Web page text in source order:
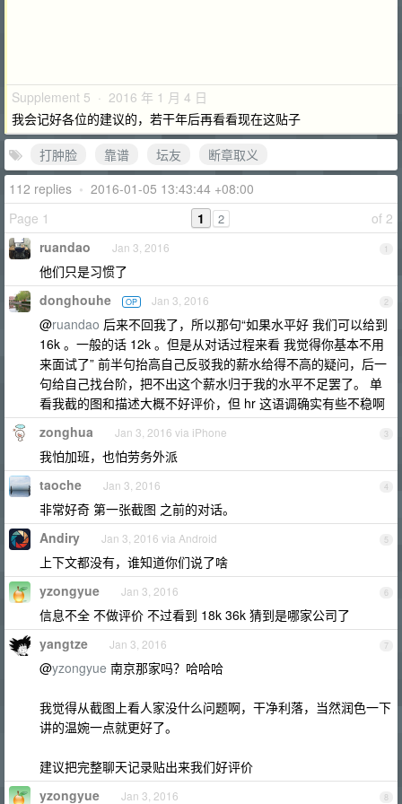
Supplement 5 · 2016 年 1 月 4 日
我会记好各位的建议的，若干年后再看看现在这贴子
打肿脸
靠谱 坛友
断章取义
112 replies • 2016-01-05 13:43:44 +08:00
Page 1
of 2
1 2
1
ruandao Jan 3, 2016
他们只是习惯了
2
donghouhe OP Jan 3, 2016
@ruandao 后来不回我了，所以那句“如果水平好 我们可以给到
16k 。一般的话 12k 。但是从对话过程来看 我觉得你基本不用
来面试了” 前半句抬高自己反驳我的薪水给得不高的疑问，后一
句给自己找台阶，把不出这个薪水归于我的水平不足罢了。 单
看我截的图和描述大概不好评价，但 hr 这语调确实有些不稳啊
3
zonghua Jan 3, 2016 via iPhone
我怕加班，也怕劳务外派
4
taoche Jan 3, 2016
非常好奇 第一张截图 之前的对话。
5
Andiry Jan 3, 2016 via Android
上下文都没有，谁知道你们说了啥
6
yzongyue Jan 3, 2016
信息不全 不做评价 不过看到 18k 36k 猜到是哪家公司了
7
yangtze Jan 3, 2016
@yzongyue 南京那家吗？哈哈哈
我觉得从截图上看人家没什么问题啊，干净利落，当然润色一下
讲的温婉一点就更好了。
建议把完整聊天记录贴出来我们好评价
8
yzongyue Jan 3, 2016